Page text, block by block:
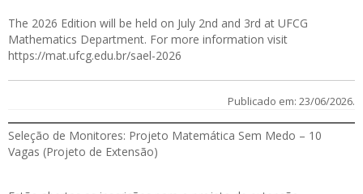
The 2026 Edition will be held on July 2nd and 3rd at UFCG
Mathematics Department. For more information visit
https://mat.ufcg.edu.br/sael-2026
Publicado em: 23/06/2026.
Seleção de Monitores: Projeto Matemática Sem Medo – 10
Vagas (Projeto de Extensão)